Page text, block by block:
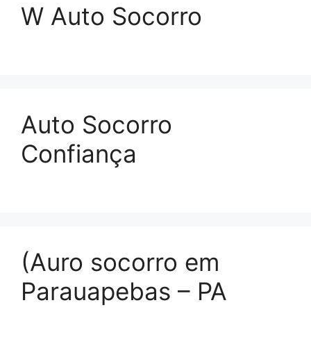
W Auto Socorro
Auto Socorro
Confiança
(Auro socorro em
Parauapebas – PA